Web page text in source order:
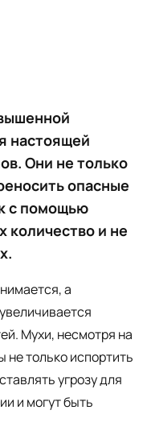
настоящей
Они не только
опасные
с помощью
количество и не
а
Мухи, несмотря на
только испортить
угрозу для
и могут быть